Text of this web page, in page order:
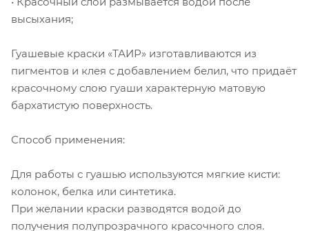
высыхания;
Гуашевые краски «ТАИР» изготавливаются из
пигментов и клея с добавлением белил, что придаёт
красочному слою гуаши характерную матовую
бархатистую поверхность.
Способ применения:
Для работы с гуашью используются мягкие кисти:
колонок, белка или синтетика.
При желании краски разводятся водой до
получения полупрозрачного красочного слоя.